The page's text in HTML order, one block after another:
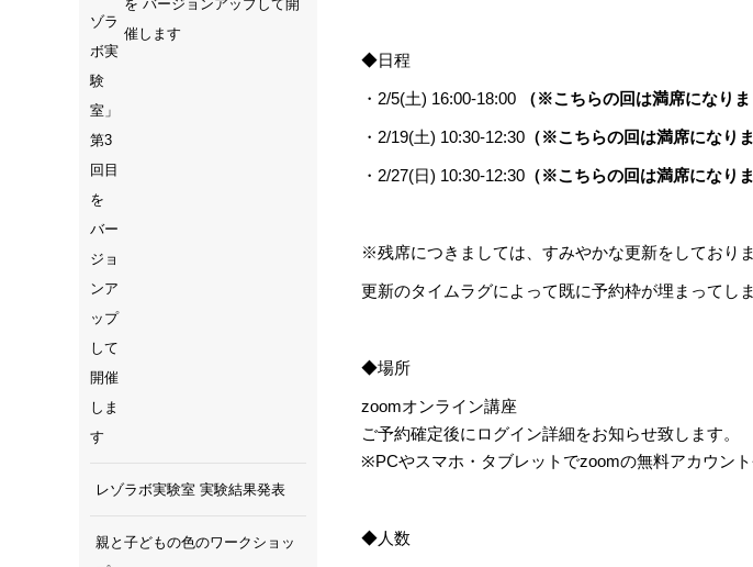
◆日程
・2/5(土) 16:00-18:00 （※こちらの回は満席になりま
・2/19(土) 10:30-12:30（※こちらの回は満席になりま
・2/27(日) 10:30-12:30（※こちらの回は満席になりま
※残席につきましては、すみやかな更新をしておりま
更新のタイムラグによって既に予約枠が埋まってし
◆場所
zoomオンライン講座
ご予約確定後にログイン詳細をお知らせ致します。
※PCやスマホ・タブレットでzoomの無料アカウン
◆⼈数
を バージョンアップして開
催します
レゾラボ実験室 実験結果発表
親と子どもの色のワークショッ